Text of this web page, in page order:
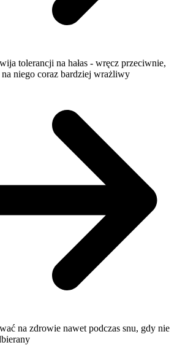
tolerancji na hałas - wręcz przeciwnie,
na niego coraz bardziej wrażliwy
na zdrowie nawet podczas snu, gdy nie